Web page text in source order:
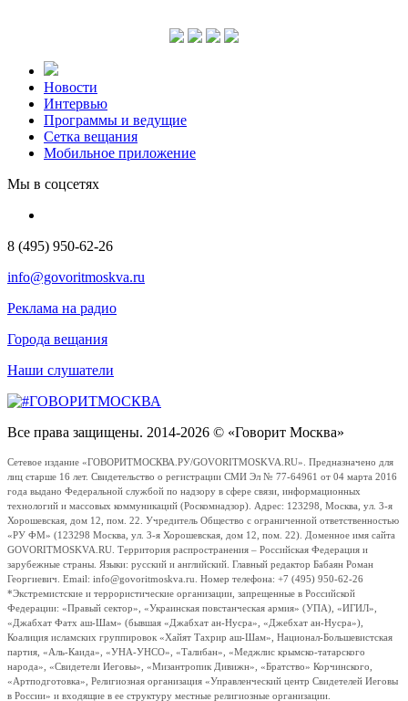
Новости
Интервью
Программы и ведущие
Сетка вещания
Мобильное приложение
Мы в соцсетях
8 (495) 950-62-26
info@govoritmoskva.ru
Реклама на радио
Города вещания
Наши слушатели
Все права защищены. 2014-2026 © «Говорит Москва»
Сетевое издание «ГОВОРИТМОСКВА.РУ/GOVORITMOSKVA.RU». Предназначено для
лиц старше 16 лет. Свидетельство о регистрации СМИ Эл № 77-64961 от 04 марта 2016
года выдано Федеральной службой по надзору в сфере связи, информационных
технологий и массовых коммуникаций (Роскомнадзор). Адрес: 123298, Москва, ул. 3-я
Хорошевская, дом 12, пом. 22. Учредитель Общество с ограниченной ответственностью
«РУ ФМ» (123298 Москва, ул. 3-я Хорошевская, дом 12, пом. 22). Доменное имя сайта
GOVORITMOSKVA.RU. Территория распространения – Российская Федерация и
зарубежные страны. Языки: русский и английский. Главный редактор Бабаян Роман
Георгиевич. Email: info@govoritmoskva.ru. Номер телефона: +7 (495) 950-62-26
*Экстремистские и террористические организации, запрещенные в Российской
Федерации: «Правый сектор», «Украинская повстанческая армия» (УПА), «ИГИЛ»,
«Джабхат Фатх аш-Шам» (бывшая «Джабхат ан-Нусра», «Джебхат ан-Нусра»),
Коалиция исламских группировок «Хайят Тахрир аш-Шам», Национал-Большевистская
партия, «Аль-Каида», «УНА-УНСО», «Талибан», «Меджлис крымско-татарского
народа», «Свидетели Иеговы», «Мизантропик Дивижн», «Братство» Корчинского,
«Артподготовка», Религиозная организация «Управленческий центр Свидетелей Иеговы
в России» и входящие в ее структуру местные религиозные организации.